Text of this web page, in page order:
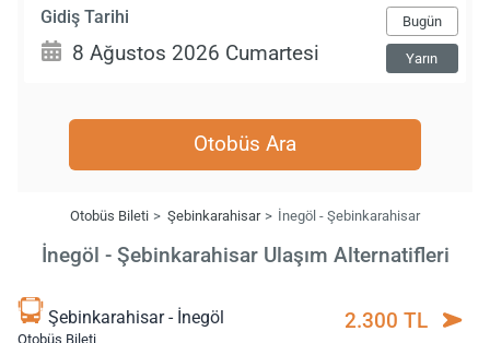
Gidiş Tarihi Bugün
Yarın
Otobüs Ara
Otobüs Bileti Şebinkarahisar İnegöl - Şebinkarahisar
İnegöl - Şebinkarahisar Ulaşım Alternatifleri
Şebinkarahisar - İnegöl
Otobüs Bileti
2.300 TL